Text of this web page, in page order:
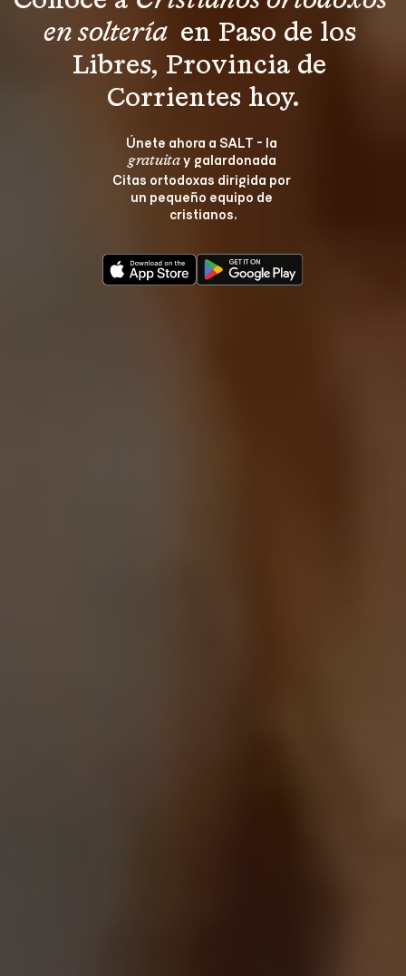
en soltería en Paso de los
Libres, Provincia de
Corrientes hoy.
Únete ahora a SALT - la
gratuita y galardonada
Citas ortodoxas dirigida por
un pequeño equipo de
cristianos.